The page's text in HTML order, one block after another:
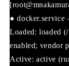
● docker.service
Loaded: loaded
enabled; vendor
Active: active